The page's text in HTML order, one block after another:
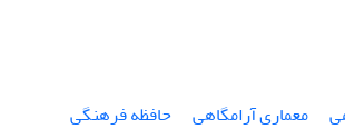
معماری آرامگاهی
حافظه فرهنگی